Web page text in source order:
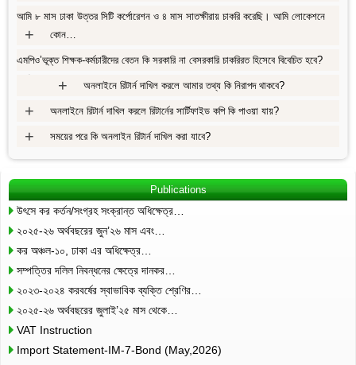
আমি ৮ মাস ঢাকা উত্তর সিটি কর্পোরেশন ও ৪ মাস সাতক্ষীরায় চাকরি করেছি। আমি লোকেশনে
কোন…
+
এমপিও’ভূক্ত শিক্ষক-কর্মচারীদের বেতন কি সরকারি না বেসরকারি চাকরিরত হিসেবে বিবেচিত হবে?
+ অনলাইনে রিটার্ন দাখিল করলে আমার তথ্য কি নিরাপদ থাকবে?
+
অনলাইনে রিটার্ন দাখিল করলে রিটার্নের সার্টিফাইড কপি কি পাওয়া যায়?
+
সময়ের পরে কি অনলাইন রিটার্ন দাখিল করা যাবে?
+
Publications
উৎসে কর কর্তন/সংগ্রহ সংক্রান্ত অধিক্ষেত্র…
২০২৫-২৬ অর্থবছরের জুন’২৬ মাস এবং…
কর অঞ্চল-১০, ঢাকা এর অধিক্ষেত্র…
সম্পত্তির দলিল নিবন্ধনের ক্ষেত্রে দানকর…
২০২৩-২০২৪ করবর্ষের স্বাভাবিক ব্যক্তি শ্রেণির…
২০২৫-২৬ অর্থবছরের জুলাই’২৫ মাস থেকে…
VAT Instruction
Import Statement-IM-7-Bond (May,2026)